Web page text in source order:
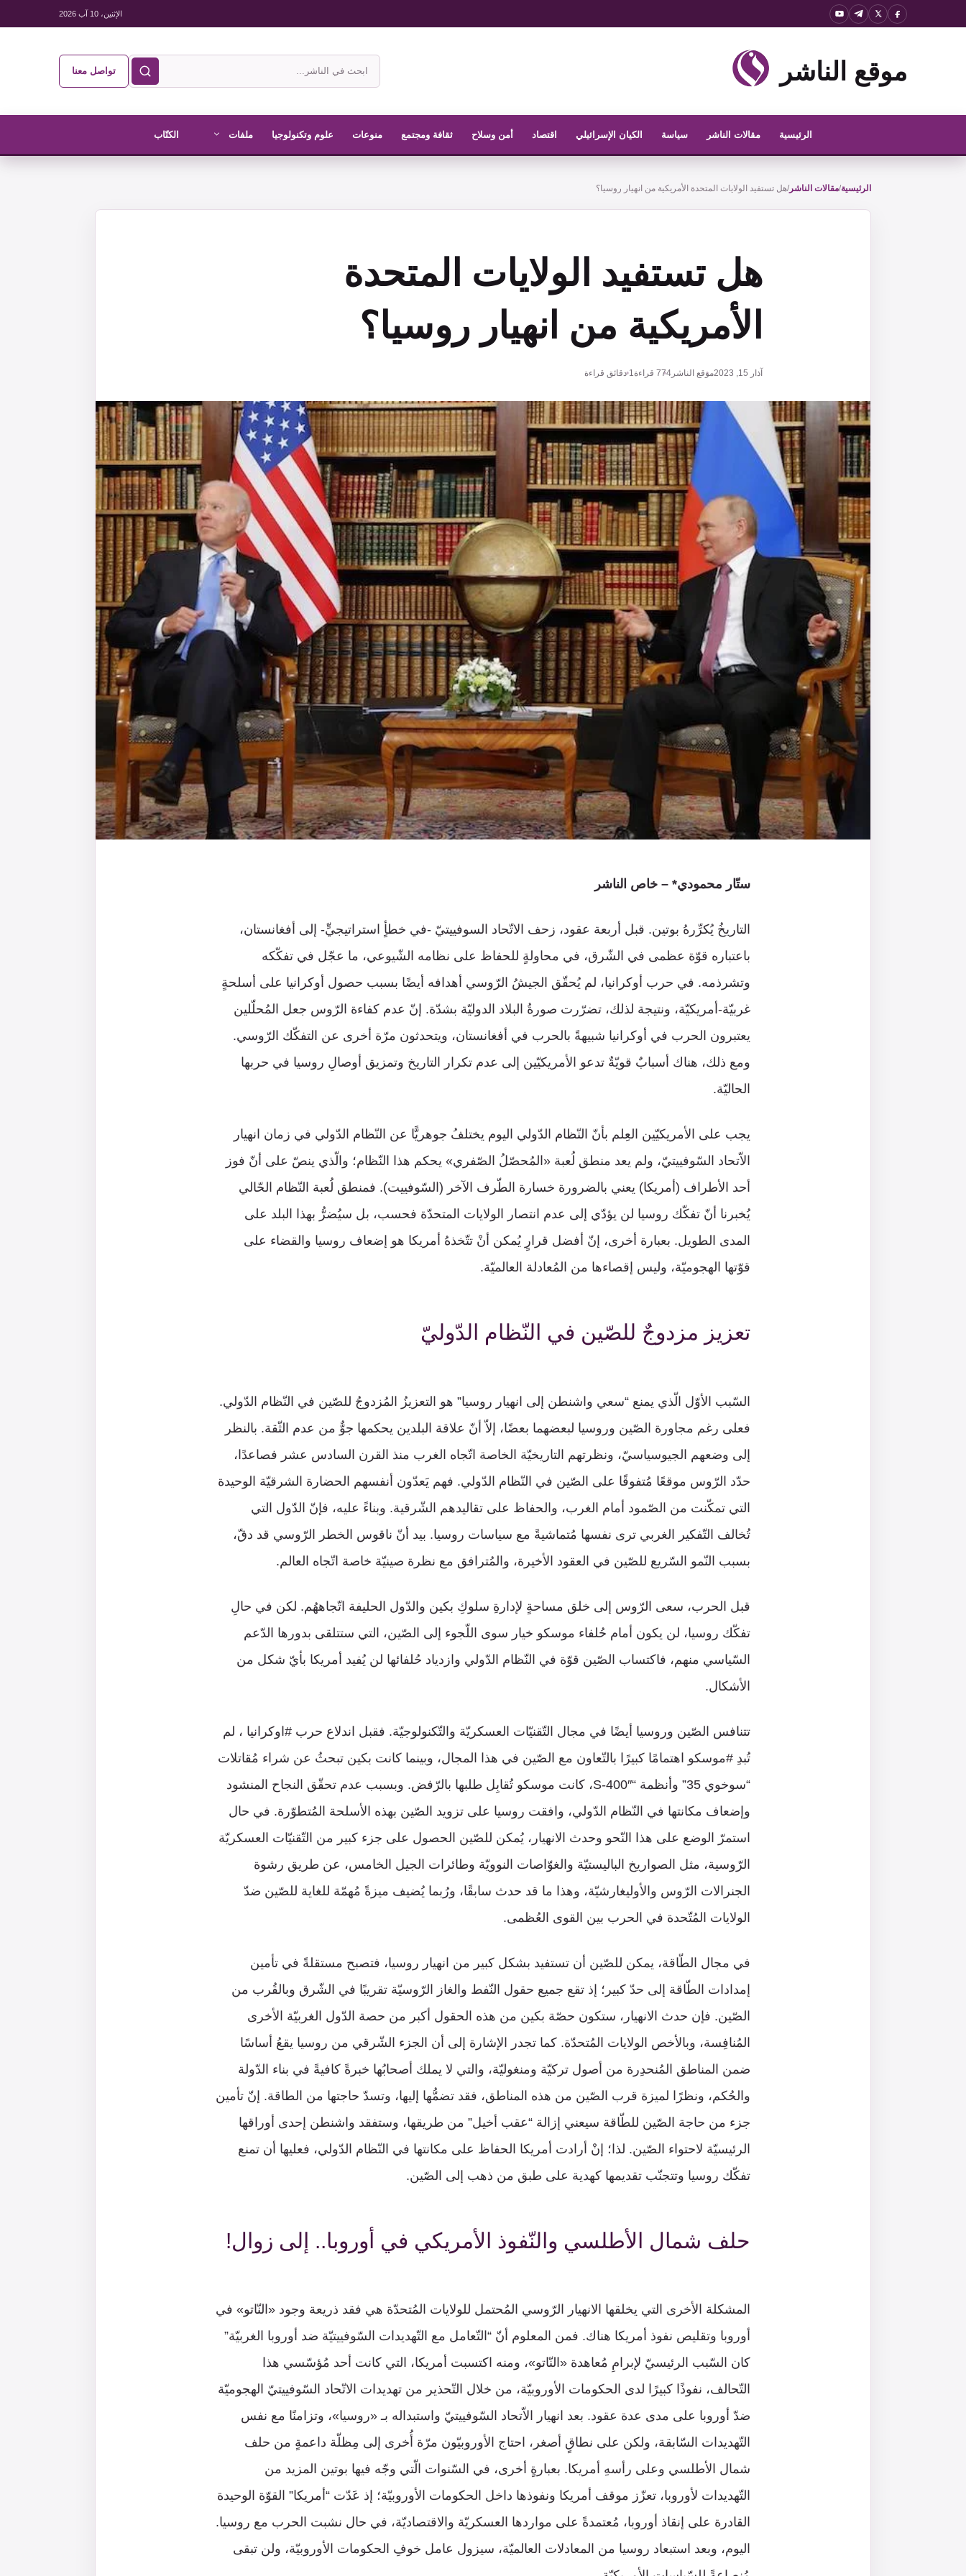
الإثنين، 10 آب 2026
موقع الناشر
ابحث
في
الناشر
تواصل معنا
الرئيسية مقالات الناشر سياسة الكيان الإسرائيلي اقتصاد أمن وسلاح ثقافة ومجتمع منوعات علوم وتكنولوجيا ملفات الكتّاب
الرئيسية/مقالات الناشر/هل تستفيد الولايات المتحدة الأمريكية من انهيار روسيا؟
هل تستفيد الولايات المتحدة
الأمريكية من انهيار روسيا؟
آذار 15, 2023 موقع الناشر 774 قراءة1 دقائق قراءة
ستّار محمودي* – خاص الناشر
التاريخُ يُكرِّرهُ بوتين. قبل أربعة عقود، زحف الاتّحاد السوفييتيّ -في خطأٍ استراتيجيٍّ- إلى أفغانستان،
باعتباره قوّة عظمى في الشّرق، في محاولةٍ للحفاظ على نظامه الشّيوعي، ما عجّل في تفكّكه
وتشرذمه. في حرب أوكرانيا، لم يُحقّق الجيشُ الرّوسي أهدافه أيضًا بسبب حصول أوكرانيا على أسلحةٍ
غربيّة-أمريكيّة، ونتيجة لذلك، تضرّرت صورةُ البلاد الدوليّة بشدّة. إنّ عدم كفاءة الرّوس جعل المُحلّلين
يعتبرون الحرب في أوكرانيا شبيهةً بالحرب في أفغانستان، ويتحدثون مرّة أخرى عن التفكّك الرّوسي.
ومع ذلك، هناك أسبابٌ قويّةٌ تدعو الأمريكيّين إلى عدم تكرار التاريخ وتمزيق أوصالِ روسيا في حربها
الحاليّة.
يجب على الأمريكيّين العِلم بأنّ النّظام الدّولي اليوم يختلفُ جوهريًّا عن النّظام الدّولي في زمان انهيار
الاّتحاد السّوفييتيّ، ولم يعد منطق لُعبة «المُحصّلُ الصّفري» يحكم هذا النّظام؛ والّذي ينصّ على أنّ فوز
أحد الأطراف (أمريكا) يعني بالضرورة خسارة الطّرف الآخر (السّوفييت). فمنطق لُعبة النّظام الحّالي
يُخبرنا أنّ تفكّك روسيا لن يؤدّي إلى عدم انتصار الولايات المتحدّة فحسب، بل سيُضرُّ بهذا البلد على
المدى الطويل. بعبارة أخرى، إنّ أفضل قرارٍ يُمكن أنْ تتّخذهُ أمريكا هو إضعاف روسيا والقضاء على
قوّتها الهجوميّة، وليس إقصاءها من المُعادلة العالميّة.
تعزيز مزدوجٌ للصّين في النّظام الدّوليّ
السّبب الأوّل الّذي يمنع “سعي واشنطن إلى انهيار روسيا” هو التعزيزُ المُزدوجُ للصّين في النّظام الدّولي.
فعلى رغم مجاورة الصّين وروسيا لبعضهما بعضًا، إلاّ أنّ علاقة البلدين يحكمها جوٌّ من عدم الثّقة. بالنظر
إلى وضعهم الجيوسياسيّ، ونظرتهم التاريخيّة الخاصة اتّجاه الغرب منذ القرن السادس عشر فصاعدًا،
حدّد الرّوس موقعًا مُتفوقًا على الصّين في النّظام الدّولي. فهم يَعدّون أنفسهم الحضارة الشرقيّة الوحيدة
التي تمكّنت من الصّمود أمام الغرب، والحفاظ على تقاليدهم الشّرقية. وبناءً عليه، فإنّ الدّول التي
تُخالف التّفكير الغربي ترى نفسها مُتماشيةً مع سياسات روسيا. بيد أنّ ناقوس الخطر الرّوسي قد دقّ،
بسبب النّمو السّريع للصّين في العقود الأخيرة، والمُترافق مع نظرة صينيّة خاصة اتّجاه العالم.
قبل الحرب، سعى الرّوس إلى خلق مساحةٍ لإدارةِ سلوكِ بكين والدّول الحليفة اتّجاههُم. لكن في حالِ
تفكّك روسيا، لن يكون أمام حُلفاء موسكو خيار سوى اللّجوء إلى الصّين، التي ستتلقى بدورها الدّعم
السّياسي منهم، فاكتساب الصّين قوّة في النّظام الدّولي وازدياد حُلفائها لن يُفيد أمريكا بأيّ شكل من
الأشكال.
تتنافس الصّين وروسيا أيضًا في مجال التّقنيّات العسكريّة والتّكنولوجيّة. فقبل اندلاع حرب #اوكرانيا ، لم
تُبدِ #موسكو اهتمامًا كبيرًا بالتّعاون مع الصّين في هذا المجال، وبينما كانت بكين تبحثُ عن شراء مُقاتلات
“سوخوي 35” وأنظمة “S-400″، كانت موسكو تُقابِل طلبها بالرّفض. وبسبب عدم تحقّق النجاح المنشود
وإضعاف مكانتها في النّظام الدّولي، وافقت روسيا على تزويد الصّين بهذه الأسلحة المُتطوّرة. في حال
استمرّ الوضع على هذا النّحو وحدث الانهيار، يُمكن للصّين الحصول على جزء كبير من التّقنيّات العسكريّة
الرّوسية، مثل الصواريخ الباليستيّة والغوّاصات النوويّة وطائرات الجيل الخامس، عن طريق رشوة
الجنرالات الرّوس والأوليغارشيّة، وهذا ما قد حدث سابقًا، ورُبما يُضيف ميزةً مُهمّة للغاية للصّين ضدّ
الولايات المُتّحدة في الحرب بين القوى العُظمى.
في مجال الطّاقة، يمكن للصّين أن تستفيد بشكل كبير من انهيار روسيا، فتصبح مستقلةً في تأمين
إمدادات الطّاقة إلى حدّ كبير؛ إذ تقع جميع حقول النّفط والغاز الرّوسيّة تقريبًا في الشّرق وبالقُرب من
الصّين. فإن حدث الانهيار، ستكون حصّة بكين من هذه الحقول أكبر من حصة الدّول الغربيّة الأخرى
المُنافِسة، وبالأخص الولايات المُتحدّة. كما تجدر الإشارة إلى أن الجزء الشّرقي من روسيا يقعُ أساسًا
ضمن المناطق المُنحدِرة من أصول تركيّة ومنغوليّة، والتي لا يملك أصحابُها خبرةً كافيةً في بناء الدّولة
والحُكم، ونظرًا لميزة قرب الصّين من هذه المناطق، فقد تضمُّها إليها، وتسدّ حاجتها من الطاقة. إنّ تأمين
جزء من حاجة الصّين للطّاقة سيعني إزالة “عقب أخيل” من طريقها، وستفقد واشنطن إحدى أوراقها
الرئيسيّة لاحتواء الصّين. لذا؛ إنْ أرادت أمريكا الحفاظ على مكانتها في النّظام الدّولي، فعليها أن تمنع
تفكّك روسيا وتتجنّب تقديمها كهدية على طبق من ذهب إلى الصّين.
حلف شمال الأطلسي والنّفوذ الأمريكي في أوروبا.. إلى زوال!
المشكلة الأخرى التي يخلقها الانهيار الرّوسي المُحتمل للولايات المُتحدّة هي فقد ذريعة وجود «النّاتو» في
أوروبا وتقليص نفوذ أمريكا هناك. فمن المعلوم أنّ “التّعامل مع التّهديدات السّوفييتيّة ضد أوروبا الغربيّة”
كان السّبب الرئيسيّ لإبرامِ مُعاهدة «النّاتو»، ومنه اكتسبت أمريكا، التي كانت أحد مُؤسّسي هذا
التّحالف، نفوذًا كبيرًا لدى الحكومات الأوروبيّة، من خلال التّحذير من تهديدات الاتّحاد السّوفييتيّ الهجوميّة
ضدّ أوروبا على مدى عدة عقود. بعد انهيار الاّتحاد السّوفييتيّ واستبداله بـ «روسيا»، وتزامنًا مع نفس
التّهديدات السّابقة، ولكن على نطاقٍ أصغر، احتاج الأوروبيّون مرّة أُخرى إلى مِظلّة داعمةٍ من حلف
شمال الأطلسي وعلى رأسهِ أمريكا. بعبارةٍ أخرى، في السّنوات الّتي وجّه فيها بوتين المزيد من
التّهديدات لأوروبا، تعزّز موقف أمريكا ونفوذها داخل الحكومات الأوروبيّة؛ إذ عَدّت “أمريكا” القوّة الوحيدة
القادرة على إنقاذ أوروبا، مُعتمدةً على مواردها العسكريّة والاقتصاديّة، في حال نشبت الحرب مع روسيا.
اليوم، وبعد استبعاد روسيا من المعادلات العالميّة، سيزول عامل خوفِ الحكومات الأوروبيّة، ولن تبقى